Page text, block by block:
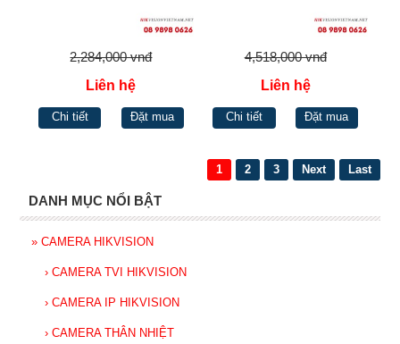
2,284,000 vnđ
Liên hệ
Chi tiết Đặt mua
4,518,000 vnđ
Liên hệ
Chi tiết Đặt mua
1 2 3 Next Last
DANH MỤC NỔI BẬT
» CAMERA HIKVISION
› CAMERA TVI HIKVISION
› CAMERA IP HIKVISION
› CAMERA THÂN NHIỆT